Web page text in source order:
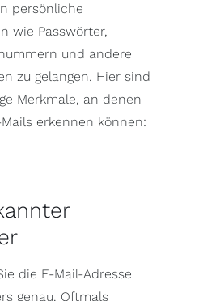
persönliche
wie Passwörter,
und andere
zu gelangen. Hier sind
Merkmale, an denen
erkennen können:
die E-Mail-Adresse
genau. Oftmals